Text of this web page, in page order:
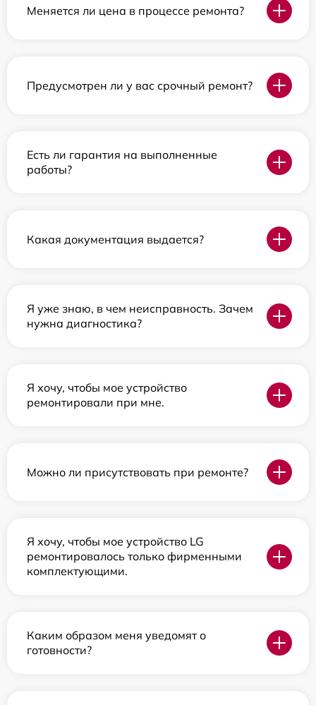
Меняется ли цена в процессе ремонта?
Предусмотрен ли у вас срочный ремонт?
Есть ли гарантия на выполненные
работы?
Какая документация выдается?
Я уже знаю, в чем неисправность. Зачем
нужна диагностика?
Я хочу, чтобы мое устройство
ремонтировали при мне.
Можно ли присутствовать при ремонте?
Я хочу, чтобы мое устройство LG
ремонтировалось только фирменными
комплектующими.
Каким образом меня уведомят о
готовности?